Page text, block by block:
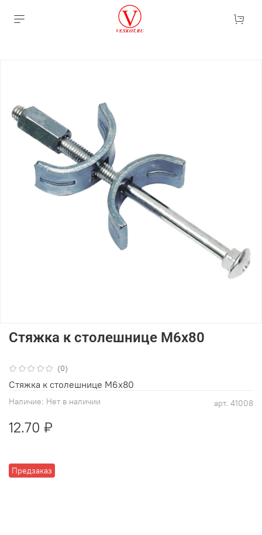
(0)
арт. 41008
Наличие: Нет в наличии
Предзаказ
Стяжка к столешнице М6х80
12.70 ₽
Стяжка к столешнице М6х80